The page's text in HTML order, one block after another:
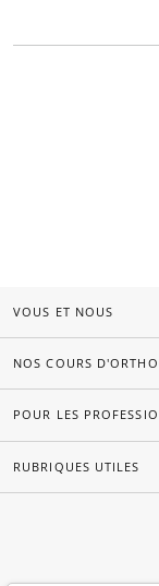
VOUS ET NOUS
NOS COURS
POUR LES
RUBRIQUES UTILES